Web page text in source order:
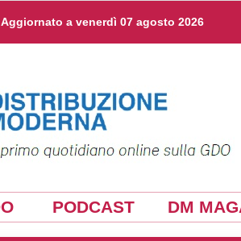
Aggiornato a venerdì 07 agosto 2026
PODCAST DM